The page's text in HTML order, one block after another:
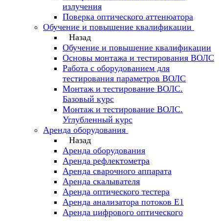
излучения
Поверка оптического аттенюатора
Обучение и повышение квалификации
Назад
Обучение и повышение квалификации
Основы монтажа и тестирования ВОЛС
Работа с оборудованием для
тестирования параметров ВОЛС
Монтаж и тестирование ВОЛС.
Базовый курс
Монтаж и тестирование ВОЛС.
Углубленный курс
Аренда оборудования
Назад
Аренда оборудования
Аренда рефлектометра
Аренда сварочного аппарата
Аренда скалывателя
Аренда оптического тестера
Аренда анализатора потоков Е1
Аренда цифрового оптического